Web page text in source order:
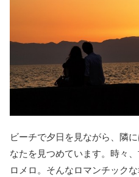
ビーチで夕日を見ながら、隣
なたを見つめています。時々
ロメロ。そんなロマンチック